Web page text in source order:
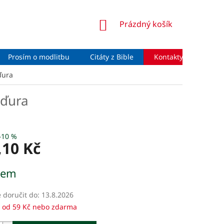
NÁKUPNÍ
Prázdný košík
Prosím o modlitbu Citáty z Bible Kontakty
%
Kč
doručit do: 13.8.2026
od 59 Kč nebo zdarma